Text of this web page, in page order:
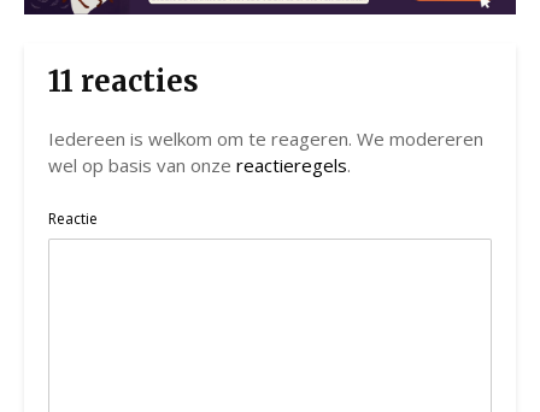
11 reacties
Iedereen is welkom om te reageren. We modereren
wel op basis van onze reactieregels.
Reactie